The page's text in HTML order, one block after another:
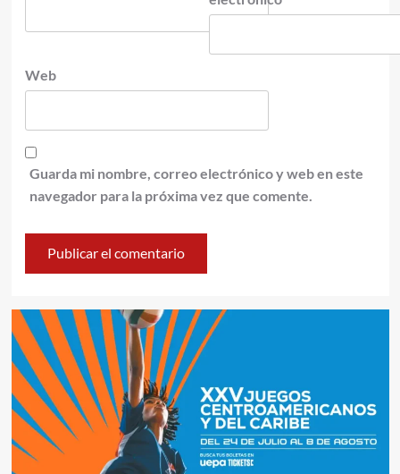
Web
Guarda mi nombre, correo electrónico y web en este
navegador para la próxima vez que comente.